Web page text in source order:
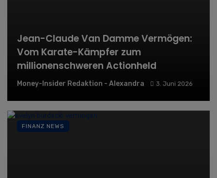
Jean-Claude Van Damme Vermögen:
Vom Karate-Kämpfer zum
millionenschweren Actionheld
Money-Insider Redaktion - Alexandra 3. Juni 2026
FINANZ NEWS